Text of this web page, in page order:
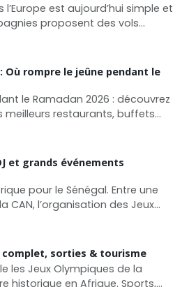
l’Europe est aujourd’hui simple et
proposent des vols
Paris, Bruxelles et de
Où rompre le jeûne pendant le
le Ramadan 2026 : découvrez
meilleurs restaurants, buffets
et prix pour réussir
et grands événements
pour le Sénégal. Entre une
CAN, l’organisation des Jeux
à Dakar, et un calendrier
dynamique et attractive.
complet, sorties & tourisme
les Jeux Olympiques de la
historique en Afrique. Sports,